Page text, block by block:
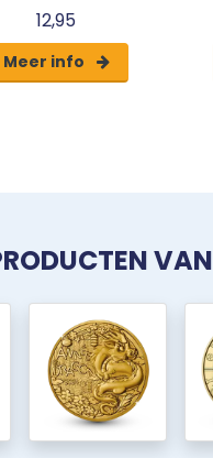
12,95
Meer info